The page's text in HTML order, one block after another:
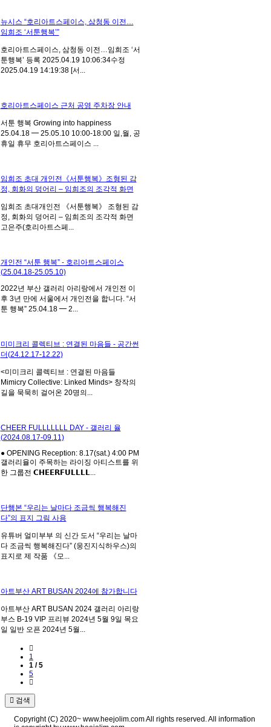
뉴시스 “호리아트스페이스, 삼청동 이전…
임희조 ‘서툰행복’”
호리아트스페이스, 삼청동 이전…임희조 ‘서
툰행복’ 등록 2025.04.19 10:06:34수정
2025.04.19 14:19:38 [서...
호리아트스페이스 근처 공영 주차장 안내
서툰 행복 Growing into happiness
25.04.18 ━ 25.05.10 10:00-18:00 일,월, 공
휴일 휴무 호리아트스페이스 ...
임희조 초대 개인전《서툰행복》조형된 감
정, 회화의 덩어리 – 임희조의 조각적 화면
임희조 초대개인전 《서툰행복》 조형된 감
정, 회화의 덩어리 – 임희조의 조각적 화면
고은주(호리아트스페...
개인전 “서툰 행복” - 호리아트스페이스
(25.04.18-25.05.10)
2022년 부산 갤러리 아리랑에서 개인전 이
후 3년 만에 서울에서 개인전을 합니다. “서
툰 행복” 25.04.18 ━ 2...
미미크리 콜렉티브 : 연결된 마음들 - 공간썬
더(24.12.17-12.22)
<미미크리 콜렉티브 : 연결된 마음들
Mimicry Collective: Linked Minds> 창작의
길을 묵묵히 걸어온 20명의...
CHEER FULLLLLLL DAY - 갤러리 율
(2024.08.17-09.11)
● OPENING Reception: 8.17(sat.) 4:00 PM
갤러리율이 주목하는 라이징 아티스트를 위
한 그룹전 𝗖𝗛𝗘𝗘𝗥𝗙𝗨𝗟𝗟𝗟𝗟...
단행본 “우리는 날마다 조금씩 행복해진
다”의 표지 그림 사용
유튜버 얼미부부 의 신간 도서 “우리는 날마
다 조금씩 행복해진다” (웅진지식하우스)의
표지로 제 작품 《모...
아트부산 ART BUSAN 2024에 참가합니다
아트부산 ART BUSAN 2024 갤러리 아리랑
부스 B-19 VIP 프리뷰 2024년 5월 9일 목요
일 일반 오픈 2024년 5월...
1
1 / 5
5
검색
Copyright (C) 2020~ www.heejolim.com All rights reserved. All information